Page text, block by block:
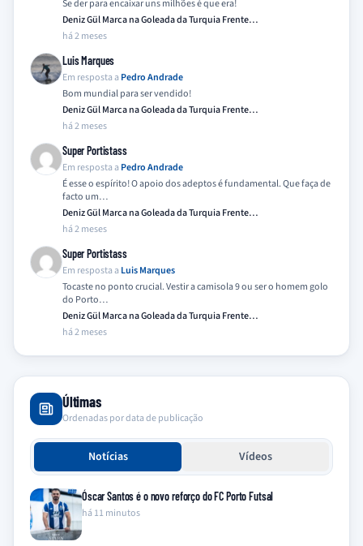
Se der para encaixar uns milhões é que era!
Deniz Gül Marca na Goleada da Turquia Frente…
há 2 meses
Luis Marques
Em resposta a Pedro Andrade
Bom mundial para ser vendido!
Deniz Gül Marca na Goleada da Turquia Frente…
há 2 meses
Super Portistass
Em resposta a Pedro Andrade
É esse o espírito! O apoio dos adeptos é fundamental. Que faça de
facto um…
Deniz Gül Marca na Goleada da Turquia Frente…
há 2 meses
Super Portistass
Em resposta a Luis Marques
Tocaste no ponto crucial. Vestir a camisola 9 ou ser o homem golo
do Porto…
Deniz Gül Marca na Goleada da Turquia Frente…
há 2 meses
Últimas
Ordenadas por data de publicação
Notícias Vídeos
Óscar Santos é o novo reforço do FC Porto Futsal
há 11 minutos